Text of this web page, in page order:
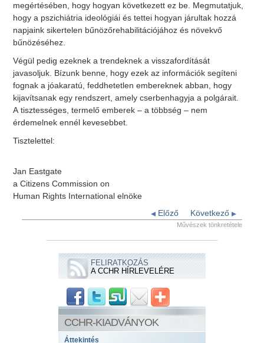
megértésében, hogy hogyan következett ez be. Megmutatjuk,
hogy a pszichiátria ideológiái és tettei hogyan járultak hozzá
napjaink sikertelen bűnözőrehabilitációjához és növekvő
bűnözéséhez.
Végül pedig ezeknek a trendeknek a visszafordítását
javasoljuk. Bízunk benne, hogy ezek az információk segíteni
fognak a jóakaratú, feddhetetlen embereknek abban, hogy
kijavítsanak egy rendszert, amely cserbenhagyja a polgárait.
A tisztességes, termelő emberek – a többség – nem
érdemelnek ennél kevesebbet.
Tisztelettel:
Jan Eastgate
a Citizens Commission on
Human Rights International elnöke
Következő
Előző
Művészek tönkretétele
FELIRATKOZÁS
A CCHR HÍRLEVELÉRE
CCHR-KIADVÁNYOK
Áttekintés